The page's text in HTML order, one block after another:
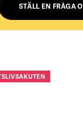
STÄLL EN FRÅGA